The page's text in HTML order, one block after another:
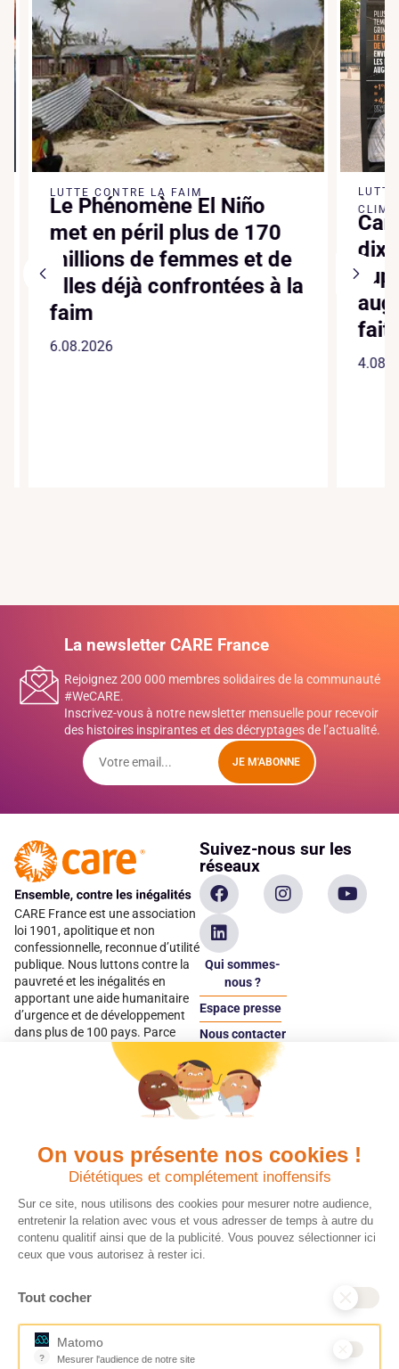
On vous présente nos cookies !
Diététiques et complétement inoffensifs
Sur ce site, nous utilisons des cookies pour mesurer notre audience,
entretenir la relation avec vous et vous adresser de temps à autre du
contenu qualitif ainsi que de la publicité. Vous pouvez sélectionner ici
ceux que vous autorisez à rester ici.
Tout cocher
?
Matomo
Mesurer l'audience de notre site
LUTTE CONTRE LA FAIM
Le Phénomène El Niño
met en péril plus de 170
millions de femmes et de
filles déjà confrontées à la
faim
6.08.2026
LUTTE
La newsletter CARE France
Rejoignez 200 000 membres solidaires de la communauté
#WeCARE.
Inscrivez-vous à notre newsletter mensuelle pour recevoir
des histoires inspirantes et des décryptages de l’actualité.
JE M'ABONNE
CARE France est une association
loi 1901, apolitique et non
confessionnelle, reconnue d’utilité
publique. Nous luttons contre la
pauvreté et les inégalités en
apportant une aide humanitaire
d’urgence et de développement
dans plus de 100 pays. Parce
qu’elles sont les premières
victimes des inégalités, CARE met
les femmes et les filles au cœur
Suivez-nous sur les
réseaux
Qui sommes-
nous ?
Espace presse
Nous contacter
Espace
donateur
Quels avantages fiscaux ?
Chaque don effectué à une
association reconnue d’utilité
publique comme CARE, est
déductible jusqu’à 75 % de l’impôt
sur le revenu. Modalités de
déduction, déclaration des dons
ce qu’il faut savoir sur la
France pour exprimer votre
générosité et optimiser votre
Donner en confiance
Vos dons sont
déductibles à 75 % de
vos impôts. Depuis
plus de 15 ans, CARE
France est une